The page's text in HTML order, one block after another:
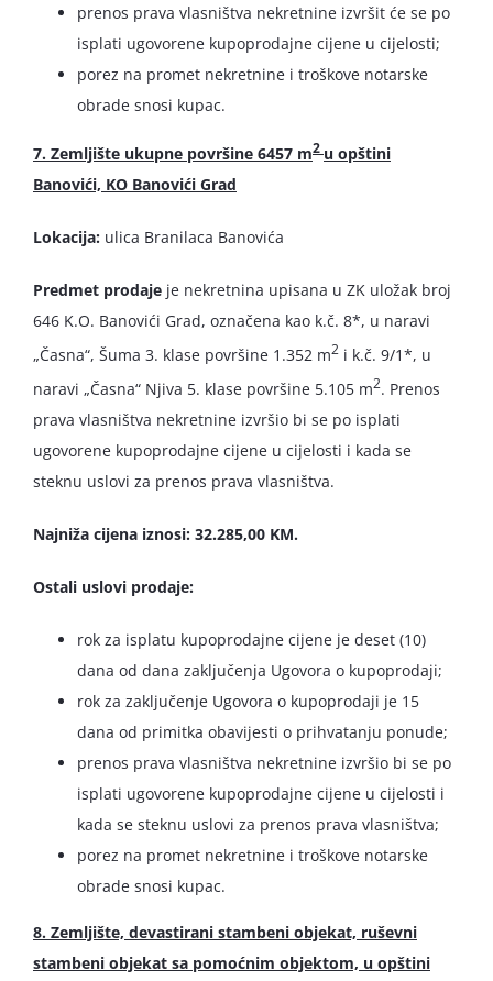
prenos prava vlasništva nekretnine izvršit će se po
isplati ugovorene kupoprodajne cijene u cijelosti;
porez na promet nekretnine i troškove notarske
obrade snosi kupac.
7. Zemljište ukupne površine 6457 m2 u opštini
Banovići, KO Banovići Grad
Lokacija: ulica Branilaca Banovića
Predmet prodaje je nekretnina upisana u ZK uložak broj
646 K.O. Banovići Grad, označena kao k.č. 8*, u naravi
„Časna“, Šuma 3. klase površine 1.352 m2 i k.č. 9/1*, u
naravi „Časna“ Njiva 5. klase površine 5.105 m2. Prenos
prava vlasništva nekretnine izvršio bi se po isplati
ugovorene kupoprodajne cijene u cijelosti i kada se
steknu uslovi za prenos prava vlasništva.
Najniža cijena iznosi: 32.285,00 KM.
Ostali uslovi prodaje:
rok za isplatu kupoprodajne cijene je deset (10)
dana od dana zaključenja Ugovora o kupoprodaji;
rok za zaključenje Ugovora o kupoprodaji je 15
dana od primitka obavijesti o prihvatanju ponude;
prenos prava vlasništva nekretnine izvršio bi se po
isplati ugovorene kupoprodajne cijene u cijelosti i
kada se steknu uslovi za prenos prava vlasništva;
porez na promet nekretnine i troškove notarske
obrade snosi kupac.
8. Zemljište, devastirani stambeni objekat, ruševni
stambeni objekat sa pomoćnim objektom, u opštini